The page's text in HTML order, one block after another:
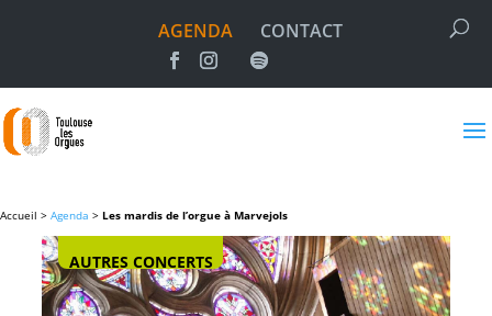
AGENDA CONTACT
Accueil > Agenda > Les mardis de l’orgue à Marvejols
AUTRES CONCERTS